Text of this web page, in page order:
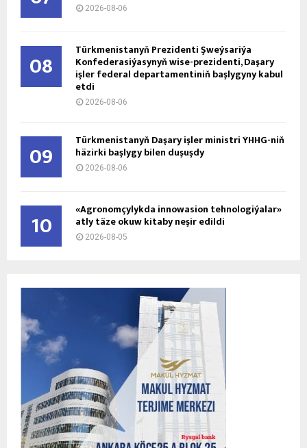
2026-08-06
08 Türkmenistanyň Prezidenti Şweýsariýa
Konfederasiýasynyň wise-prezidenti, Daşary
işler federal departamentiniň başlygyny kabul
etdi
2026-08-06
09 Türkmenistanyň Daşary işler ministri ÝHHG-niň
häzirki başlygy bilen duşuşdy
2026-08-06
10 «Agronomçylykda innowasion tehnologiýalar»
atly täze okuw kitaby neşir edildi
2026-08-05